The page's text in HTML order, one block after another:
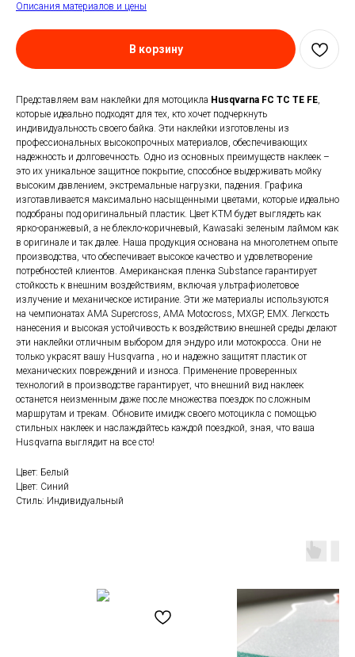
Описания материалов и цены
В корзину
Представляем вам наклейки для мотоцикла Husqvarna FC TC TE FE,
которые идеально подходят для тех, кто хочет подчеркнуть
индивидуальность своего байка. Эти наклейки изготовлены из
профессиональных высокопрочных материалов, обеспечивающих
надежность и долговечность. Одно из основных преимуществ наклеек –
это их уникальное защитное покрытие, способное выдерживать мойку
высоким давлением, экстремальные нагрузки, падения. Графика
изготавливается максимально насыщенными цветами, которые идеально
подобраны под оригинальный пластик. Цвет KTM будет выглядеть как
ярко-оранжевый, а не блекло-коричневый, Kawasaki зеленым лаймом как
в оригинале и так далее. Наша продукция основана на многолетнем опыте
производства, что обеспечивает высокое качество и удовлетворение
потребностей клиентов. Американская пленка Substance гарантирует
стойкость к внешним воздействиям, включая ультрафиолетовое
излучение и механическое истирание. Эти же материалы используются
на чемпионатах AMA Supercross, AMA Motocross, MXGP, EMX. Легкость
нанесения и высокая устойчивость к воздействию внешней среды делают
эти наклейки отличным выбором для эндуро или мотокросса. Они не
только украсят вашу Husqvarna , но и надежно защитят пластик от
механических повреждений и износа. Применение проверенных
технологий в производстве гарантирует, что внешний вид наклеек
останется неизменным даже после множества поездок по сложным
маршрутам и трекам. Обновите имидж своего мотоцикла с помощью
стильных наклеек и наслаждайтесь каждой поездкой, зная, что ваша
Husqvarna выглядит на все сто!
Цвет: Белый
Цвет: Синий
Стиль: Индивидуальный